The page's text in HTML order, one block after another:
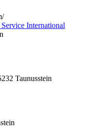
International
Taunusstein